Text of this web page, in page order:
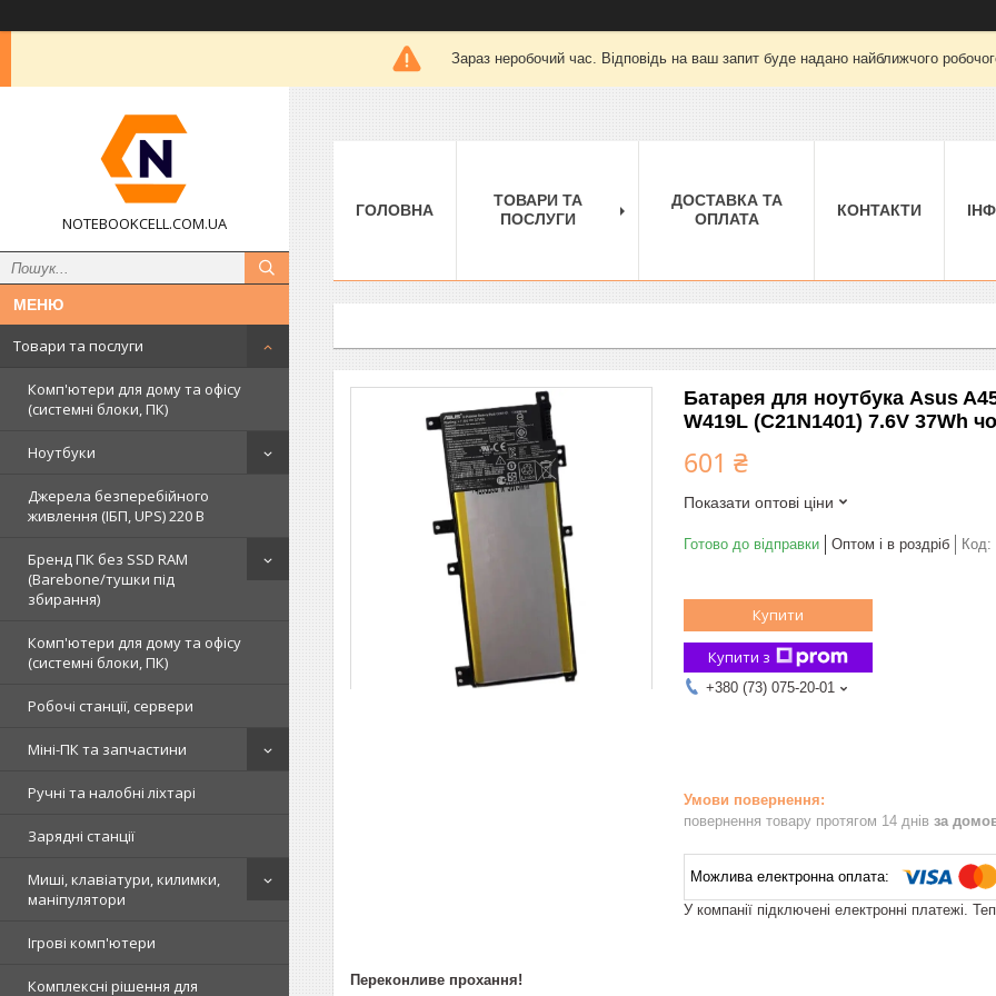
Зараз неробочий час. Відповідь на ваш запит буде надано найближчого
NOTEBOOKCELL.COM.UA
Товари та послуги
Комп'ютери для дому та офісу
(системні блоки, ПК)
Ноутбуки
Джерела безперебійного
живлення (ІБП, UPS) 220 В
Бренд ПК без SSD RAM
(Barebone/тушки під
збирання)
Комп'ютери для дому та офісу
(системні блоки, ПК)
Робочі станції, сервери
Міні-ПК та запчастини
Ручні та налобні ліхтарі
Зарядні станції
Миші, клавіатури, килимки,
маніпулятори
Ігрові комп'ютери
Комплексні рішення для
ГОЛОВНА
ТОВАРИ ТА
ПОСЛУГИ
ДОСТАВКА ТА
ОПЛАТА
КОНТАКТИ
Батарея для ноутбука Asus
W419L (C21N1401) 7.6V 37Wh
601 ₴
Показати оптові ціни
Готово до відправки Оптом і в роздріб Код:
Купити
Купити з
+380 (73) 075-20-01
повернення товару протягом 14 днів за
У компанії підключені електронні платежі.
Переконливе прохання!